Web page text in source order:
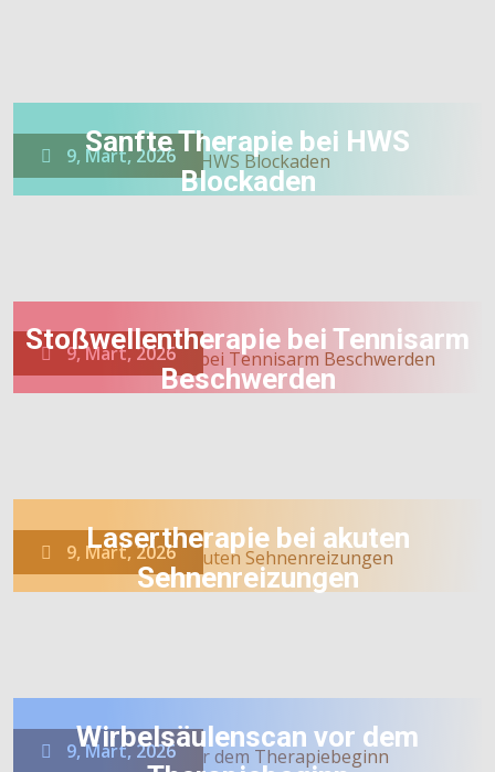
9, Mart, 2026
Sanfte Therapie bei HWS
Blockaden
9, Mart, 2026
Stoßwellentherapie bei Tennisarm
Beschwerden
9, Mart, 2026
Lasertherapie bei akuten
Sehnenreizungen
9, Mart, 2026
Wirbelsäulenscan vor dem